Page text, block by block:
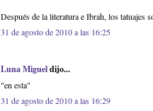
Después de la literatura e Ibrah, los tatuajes
31 de agosto de 2010 a las 16:25
Luna Migueldijo...
"en esta"
31 de agosto de 2010 a las 16:29